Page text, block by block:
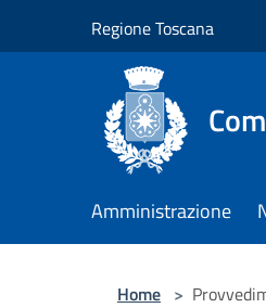
Regione Toscana
Amministrazione
Home >